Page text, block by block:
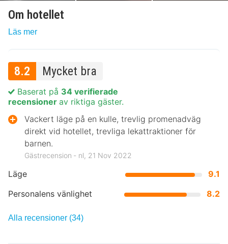
Om hotellet
Läs mer
8.2 Mycket bra
Läge
9.1
Personalens vänlighet
8.2
Baserat på 34 verifierade
recensioner av riktiga gäster.
Vackert läge på en kulle, trevlig promenadväg
direkt vid hotellet, trevliga lekattraktioner för
barnen.
Gästrecension ‐ nl, 21 Nov 2022
Alla recensioner (34)